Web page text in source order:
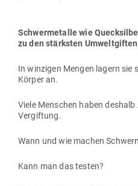
Schwer­me­talle wie
zu den stärksten Umwelt­giften
In win­zigen Mengen lagern sie
Körper an.
Viele Men­schen haben
Vergiftung.
Wann und wie machen
Kann man das testen?